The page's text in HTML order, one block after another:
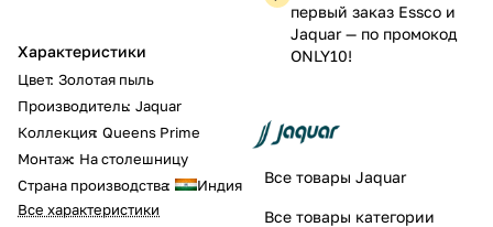
Характеристики
Цвет: Золотая пыль
Производитель: Jaquar
Коллекция: Queens Prime
Монтаж: На столешницу
Страна производства:
Индия
Все характеристики
первый заказ Essco и
Jaquar — по промокод
ONLY10!
Все товары Jaquar
Все товары категории